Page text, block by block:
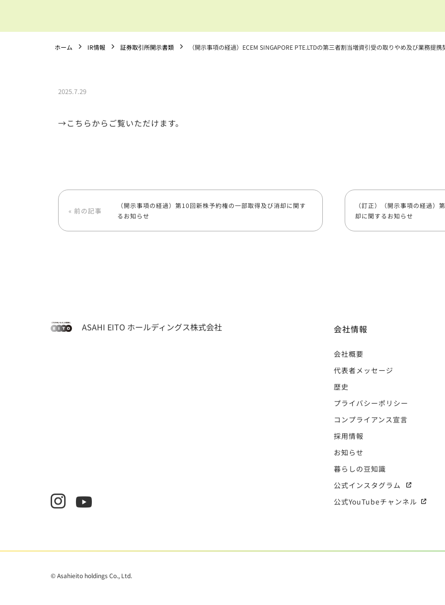
ホーム IR情報 証券取引所開示書類 （開示事項の経過）ECEM SINGAPORE PTE.LTDの第三者割当増資引受の取りやめ及び業務提
2025.7.29
→こちらからご覧いただけます。
« 前の記事
（開示事項の経過）第10回新株予約権の一部取得及び消却に関す
るお知らせ
（訂正）（開示事項の経過）
却に関するお知らせ
ASAHI EITO ホールディングス株式会社 会社情報
会社概要
代表者メッセージ
歴史
プライバシーポリシー
コンプライアンス宣言
採用情報
お知らせ
暮らしの豆知識
公式インスタグラム
公式YouTubeチャンネル
© Asahieito holdings Co., Ltd.